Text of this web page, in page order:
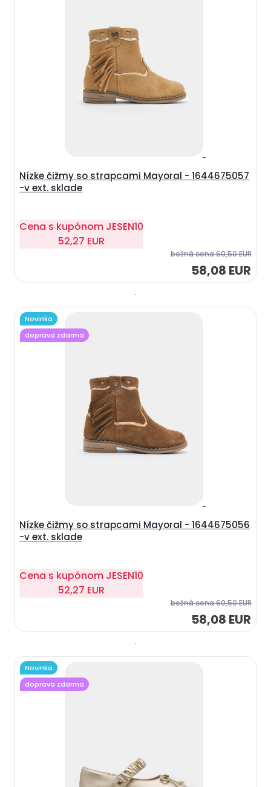
Nízke čižmy so strapcami Mayoral - 1644675057
-v ext. sklade
bežná cena60,50 EUR
58,08 EUR
Cena s kupónom JESEN10
52,27 EUR
Nízke čižmy so strapcami Mayoral - 1644675056
-v ext. sklade
bežná cena60,50 EUR
58,08 EUR
Cena s kupónom JESEN10
52,27 EUR
Novinka
doprava zdarma
Novinka
doprava zdarma